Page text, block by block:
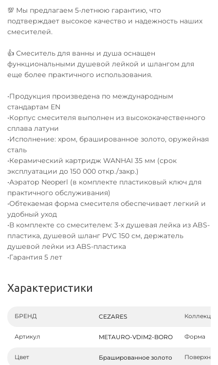
💯 Мы предлагаем 5-летнюю гарантию, что
подтверждает высокое качество и надежность наших
смесителей.
👍 Смеситель для ванны и душа оснащен
функциональными душевой лейкой и шлангом для
еще более практичного использования.
•Продукция произведена по международным
стандартам EN
•Корпус смесителя выполнен из высококачественного
сплава латуни
•Исполнение: хром, брашированное золото, оружейная
сталь
•Керамический картридж WANHAI 35 мм (срок
эксплуатации до 150 000 откр./закр.)
•Аэратор Neoperl (в комплекте пластиковый ключ для
практичного обслуживания)
•Обтекаемая форма смесителя обеспечивает легкий и
удобный уход
•В комплекте со смесителем: 3-х душевая лейка из ABS-
пластика, душевой шланг PVC 150 см, держатель
душевой лейки из ABS-пластика
•Гарантия 5 лет
Характеристики
БРЕНД CEZARES Коллекция
Артикул METAURO-VDIM2-BORO Форма
Цвет Брашированное золото